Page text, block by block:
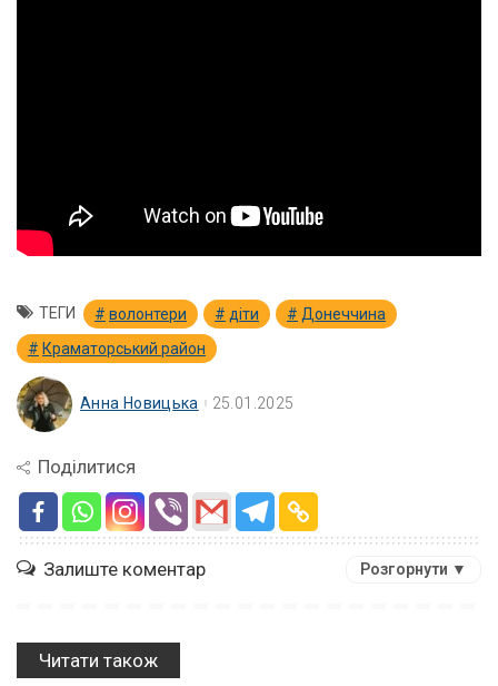
ТЕГИ волонтери діти
Донеччина
Краматорський район
Анна Новицька 25.01.2025
Поділитися
Залиште коментар Розгорнути ▼
Читати також